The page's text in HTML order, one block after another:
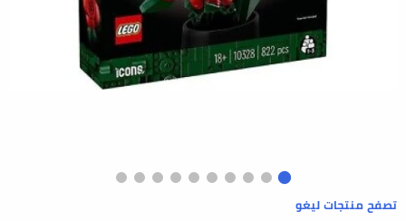
تصفح منتجات ليغو